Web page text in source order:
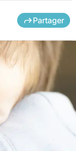
Partager